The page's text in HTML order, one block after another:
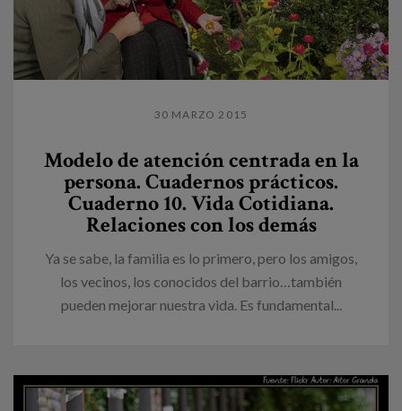
30 MARZO 2015
Modelo de atención centrada en la
persona. Cuadernos prácticos.
Cuaderno 10. Vida Cotidiana.
Relaciones con los demás
Ya se sabe, la familia es lo primero, pero los amigos,
los vecinos, los conocidos del barrio…también
pueden mejorar nuestra vida. Es fundamental...